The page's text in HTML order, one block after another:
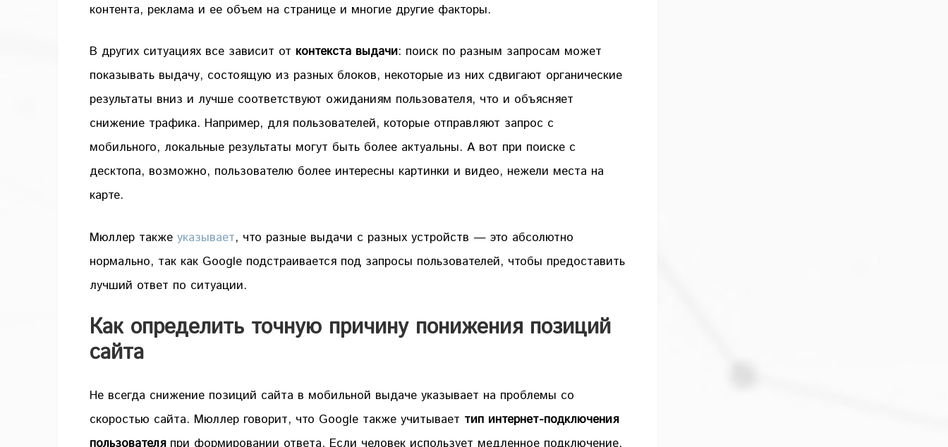
контента, реклама и ее объем на странице и многие другие факторы.
В других ситуациях все зависит от контекста выдачи: поиск по разным запросам может
показывать выдачу, состоящую из разных блоков, некоторые из них сдвигают органические
результаты вниз и лучше соответствуют ожиданиям пользователя, что и объясняет
снижение трафика. Например, для пользователей, которые отправляют запрос с
мобильного, локальные результаты могут быть более актуальны. А вот при поиске с
десктопа, возможно, пользователю более интересны картинки и видео, нежели места на
карте.
Мюллер также указывает, что разные выдачи с разных устройств — это абсолютно
нормально, так как Google подстраивается под запросы пользователей, чтобы предоставить
лучший ответ по ситуации.
Как определить точную причину понижения позиций
сайта
Не всегда снижение позиций сайта в мобильной выдаче указывает на проблемы со
скоростью сайта. Мюллер говорит, что Google также учитывает тип интернет-подключения
пользователяпри формировании ответа. Если человек использует медленное подключение,